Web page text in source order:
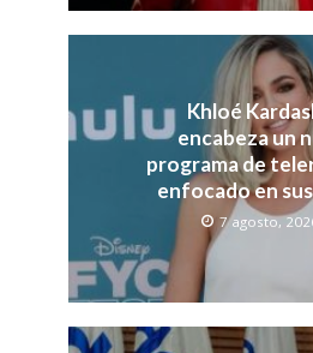
Khloé
encabeza un
programa de
enfocado en
7 agosto,